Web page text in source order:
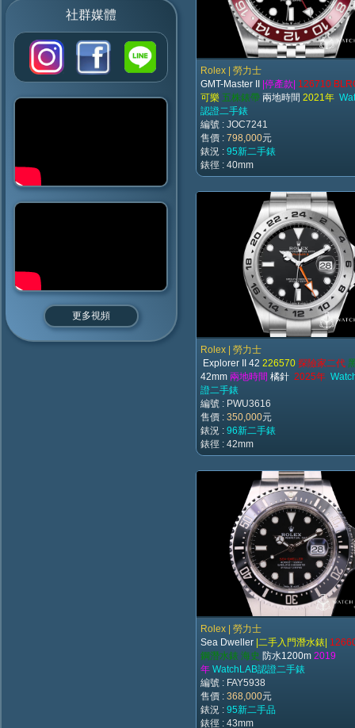
社群媒體
更多視頻
Rolex | 勞力士
GMT-Master II
|停產款| 126710
可樂 五株錶帶 兩地時間 2021年
認證二手錶
編號 : JOC7241
售價 : 798,000元
錶況 : 95新二手錶
錶徑 : 40mm
Rolex | 勞力士
Explorer II 42 226570 探險家二代
42mm 兩地時間 橘針 2025年
證二手錶
編號 : PWU3616
售價 : 350,000元
錶況 : 96新二手錶
錶徑 : 42mm
Rolex | 勞力士
Sea Dweller |二手入門潛水錶|
鋼潛水錶 海史 防水1200m 2019
年 WatchLAB認證二手錶
編號 : FAY5938
售價 : 368,000元
錶況 : 95新二手品
錶徑 : 43mm